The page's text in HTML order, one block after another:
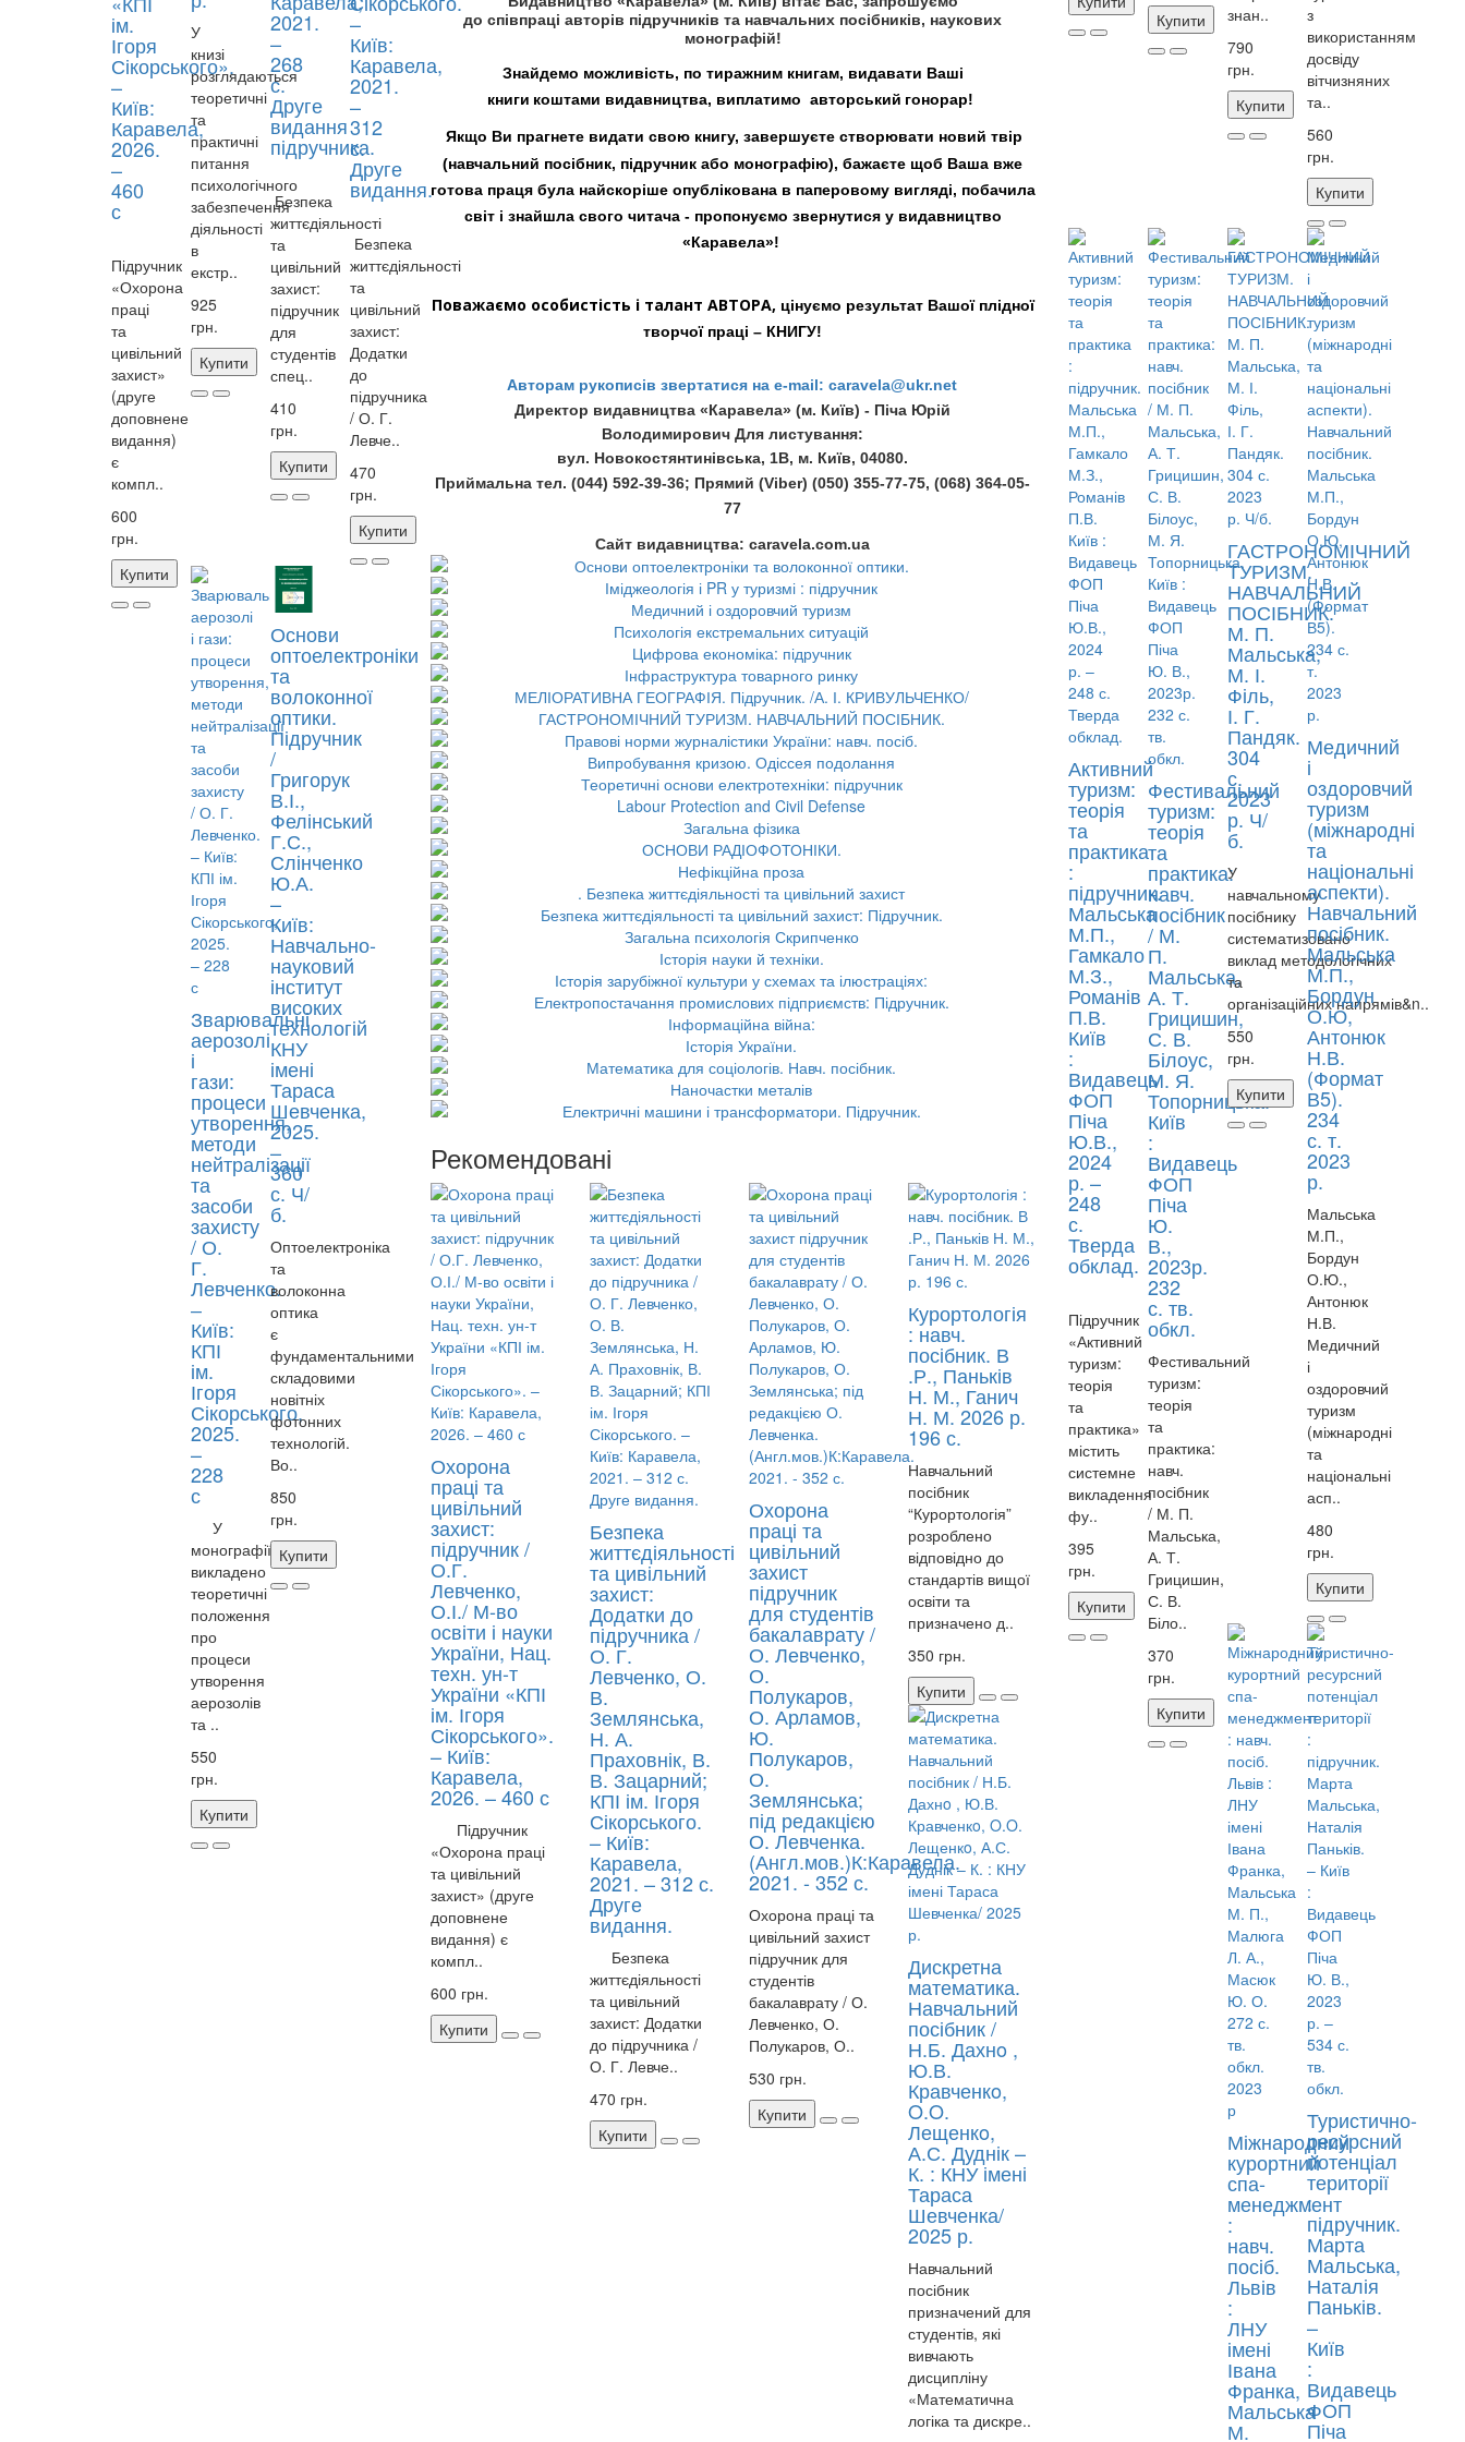
ім.
Ігоря
Сікорського».
–
Київ:
Каравела,
2026.
–
460
с
Підручник
«Охорона
праці
та
цивільний
захист»
(друге
доповнене
видання)
є
компл..
600
грн.
Купити
У
книзі
розглядаються
теоретичні
та
практичні
питання
психологічного
забезпечення
діяльності
в
екстр..
925
грн.
Купити
2021.
–
268
с.
Друге
видання
підручника.
Безпека
життєдіяльності
та
цивільний
захист:
підручник
для
студентів
спец..
410
грн.
Купити
–
Київ:
Каравела,
2021.
–
312
с.
Друге
видання.
Безпека
життєдіяльності
та
цивільний
захист:
Додатки
до
підручника
/ О. Г.
Левче..
470
грн.
Купити
Зварювальні
аерозолі
і
гази:
процеси
утворення,
методи
нейтралізації
та
засоби
захисту
/ О.
Г.
Левченко.
‒
Київ:
КПІ
ім.
Ігоря
Сікорського,
2025.
–
228
с
У
монографії
викладено
теоретичні
положення
про
процеси
утворення
аерозолів
та ..
550
грн.
Купити
Основи
оптоелектроніки
та
волоконної
оптики.
Підручник
/
Григорук
В.І.,
Фелінський
Г.С.,
Слінченко
Ю.А.
–
Київ:
Навчально-
науковий
інститут
високих
технологій
КНУ
імені
Тараса
Шевченка,
2025.
–
360
с. Ч/
б.
Оптоелектроніка
та
волоконна
оптика
є
фундаментальними
складовими
новітніх
фотонних
технологій.
Во..
850
грн.
Купити
до cпівпраці авторів підручників та навчальних посібників, наукових
монографій!
Знайдемо можливість, по тиражним книгам, видавати Ваші
книги коштами видавництва, виплатимо авторський гонорар!
Якщо Ви прагнете видати свою книгу, завершуєте створювати новий твір
(навчальний посібник, підручник або монографію), бажаєте щоб Ваша вже
готова праця була найскоріше опублікована в паперовому вигляді, побачила
світ і знайшла свого читача - пропонуємо звернутися у видавництво
«Каравела»!
Поважаємо особистість і талант АВТОРА, цінуємо результат Вашої плідної
творчої праці – КНИГУ!
Авторам рукописів звертатися на e-mail: caravela@ukr.net
Директор видавництва «Каравела» (м. Київ) - Піча Юрій
Володимирович Для листування:
вул. Новокостянтинівська, 1В, м. Київ, 04080.
Приймальна тел. (044) 592-39-36; Прямий (Viber) (050) 355-77-75, (068) 364-05-
77
Сайт видавництва: caravela.com.ua
Рекомендовані
Охорона
праці та
цивільний
захист:
підручник /
О.Г.
Левченко,
О.І./ М-во
освіти і науки
України, Нац.
техн. ун-т
України «КПІ
ім. Ігоря
Сікорського».
– Київ:
Каравела,
2026. – 460 с
Підручник
«Охорона праці
та цивільний
захист» (друге
доповнене
видання) є
компл..
600 грн.
Купити
Безпека
життєдіяльності
та цивільний
захист:
Додатки до
підручника /
О. Г.
Левченко, О.
В.
Землянська,
Н. А.
Праховнік, В.
В. Зацарний;
КПІ ім. Ігоря
Сікорського.
– Київ:
Каравела,
2021. – 312 с.
Друге
видання.
Безпека
життєдіяльності
та цивільний
захист: Додатки
до підручника /
О. Г. Левче..
470 грн.
Купити
Охорона
праці та
цивільний
захист
підручник
для студентів
бакалаврату /
О. Левченко,
О.
Полукаров,
О. Арламов,
Ю.
Полукаров,
О.
Землянська;
під редакцією
О. Левченка.
(Англ.мов.)К:Каравела.
2021. - 352 с.
Охорона праці та
цивільний захист
підручник для
студентів
бакалаврату / О.
Левченко, О.
Полукаров, О..
530 грн.
Купити
Курортологія
: навч.
посібник. В
.Р., Паньків
Н. М., Ганич
Н. М. 2026 р.
196 с.
Навчальний
посібник
“Курортологія”
розроблено
відповідно до
стандартів вищої
освіти та
призначено д..
350 грн.
Купити
Дискретна
математика.
Навчальний
посібник /
Н.Б. Дахнo ,
Ю.В.
Кравченкo,
O.O.
Лещенкo,
А.С. Дуднік –
К. : КНУ імені
Тараса
Шевченка/
2025 р.
Навчальний
посібник
призначений для
студентів, які
вивчають
дисципліну
«Математична
логіка та дискре..
Купити
знан..
790
грн.
Купити
з
використанням
досвіду
вітчизняних
та..
560
грн.
Купити
Активний
туризм:
теорія
та
практика
:
підручник.
Мальська
М.П.,
Гамкало
М.З.,
Романів
П.В.
Київ
:
Видавець
ФОП
Піча
Ю.В.,
2024
р. –
248
с.
Тверда
обклад.
Підручник
«Активний
туризм:
теорія
та
практика»
містить
системне
викладення
фу..
395
грн.
Купити
Фестивальний
туризм:
теорія
та
практика:
навч.
посібник
/ М.
П.
Мальська,
А. Т.
Грицишин,
С. В.
Білоус,
М. Я.
Топорницька.
Київ
:
Видавець
ФОП
Піча
Ю.
В.,
2023р.
232
с. тв.
обкл.
Фестивальний
туризм:
теорія
та
практика:
навч.
посібник
/ М. П.
Мальська,
А. Т.
Грицишин,
С. В.
Біло..
370
грн.
Купити
ГАСТРОНОМІЧНИЙ
ТУРИЗМ.
НАВЧАЛЬНИЙ
ПОСІБНИК.
М. П.
Мальська,
М. І.
Філь,
І. Г.
Пандяк.
304
с.
2023
р. Ч/
б.
У
навчальному
посібнику
систематизовано
виклад методологічних
та
організаційних напрямів&n..
550
грн.
Купити
Медичний
і
оздоровчий
туризм
(міжнародні
та
національні
аспекти).
Навчальний
посібник.
Мальська
М.П.,
Бордун
О.Ю,
Антонюк
Н.В.
(Формат
В5).
234
с. т.
2023
р.
Мальська
М.П.,
Бордун
О.Ю.,
Антонюк
Н.В.
Медичний
і
оздоровчий
туризм
(міжнародні
та
національні
асп..
480
грн.
Купити
Міжнародний
курортний
спа-
менеджмент
:
навч.
посіб.
Львів
:
ЛНУ
імені
Івана
Франка,
Мальська
М.
Туристично-
ресурсний
потенціал
території
:
підручник.
Марта
Мальська,
Наталія
Паньків.
–
Київ
:
Видавець
ФОП
Піча